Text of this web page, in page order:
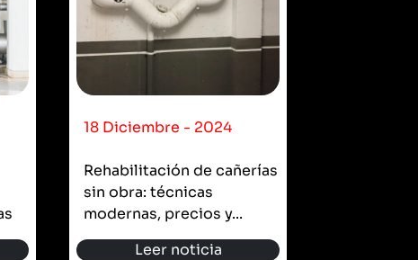
18 Diciembre - 2024
Rehabilitación de cañerías
sin obra: técnicas
modernas, precios y...
Leer noticia